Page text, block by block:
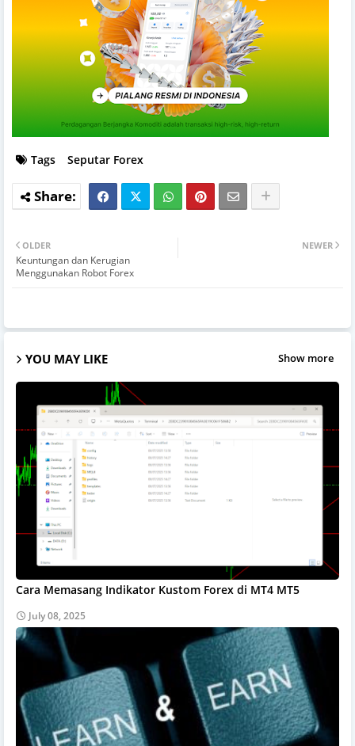
Tags Seputar Forex
NEWER
OLDER
Keuntungan dan Kerugian
Menggunakan Robot Forex
YOU MAY LIKE Show more
Cara Memasang Indikator Kustom Forex di MT4 MT5
July 08, 2025